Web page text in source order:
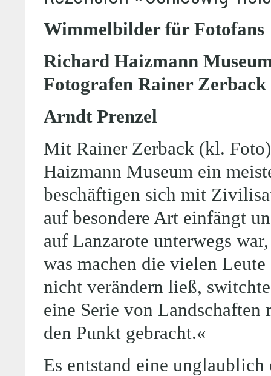
Wimmelbilder für Fotofans
Richard Haizmann
Fotografen Rainer Zerback
Arndt Prenzel
Mit Rainer Zerback (kl.
Haizmann Museum ein
beschäftigen sich mit
auf besondere Art einfängt
auf Lanzarote unterwegs
was machen die vielen
nicht verändern ließ,
eine Serie von
den Punkt gebracht.«
Es entstand eine